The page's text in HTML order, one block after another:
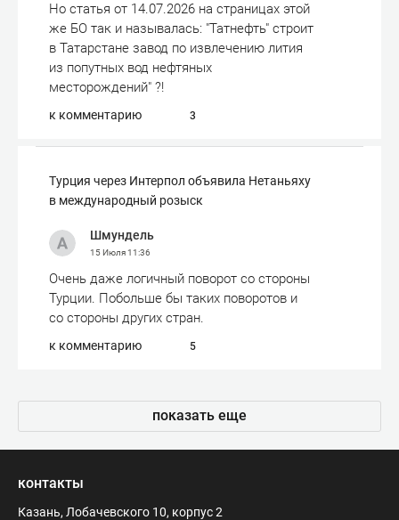
Но статья от 14.07.2026 на страницах этой
же БО так и называлась: "Татнефть" строит
в Татарстане завод по извлечению лития
из попутных вод нефтяных
месторождений" ?!
к комментарию 3
Турция через Интерпол объявила Нетаньяху
в международный розыск
Шмундель
15 Июля11:36
Очень даже логичный поворот со стороны
Турции. Побольше бы таких поворотов и
со стороны других стран.
к комментарию 5
показать еще
контакты
Казань, Лобачевского 10, корпус 2